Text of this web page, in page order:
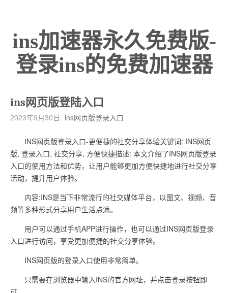
ins加速器永久免费版-
登录ins的免费加速器
ins网页版登陆入口
2023年9月30日 ins网页版登录入口
INS网页版登录入口-更便捷的社交分享体验关键词: INS网页
版, 登录入口, 社交分享, 方便快捷描述: 本文介绍了INS网页版登录
入口的使用方法和优势，让用户能够更加方便快捷地进行社交分享
活动，提升用户体验。
内容:INS是当下非常流行的社交媒体平台，以图文、视频、音
频等多种形式分享用户生活点滴。
用户可以通过手机APP进行操作，也可以通过INS网页版登录
入口进行访问，享受更加便捷的社交分享体验。
INS网页版的登录入口使用非常简单。
只需要在浏览器中输入INS的官方网址，并点击登录按钮即